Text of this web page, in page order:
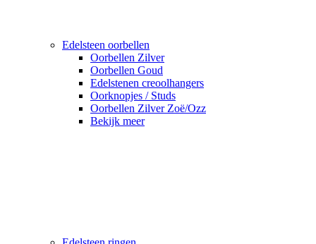
Edelsteen oorbellen
Oorbellen Zilver
Oorbellen Goud
Edelstenen creoolhangers
Oorknopjes / Studs
Oorbellen Zilver Zoë/Ozz
Bekijk meer